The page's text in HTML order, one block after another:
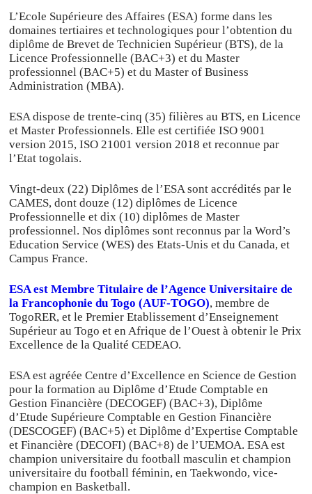
L’Ecole Supérieure des Affaires (ESA) forme dans les
domaines tertiaires et technologiques pour l’obtention du
diplôme de Brevet de Technicien Supérieur (BTS), de la
Licence Professionnelle (BAC+3) et du Master
professionnel (BAC+5) et du Master of Business
Administration (MBA).
ESA dispose de trente-cinq (35) filières au BTS, en Licence
et Master Professionnels. Elle est certifiée ISO 9001
version 2015, ISO 21001 version 2018 et reconnue par
l’Etat togolais.
Vingt-deux (22) Diplômes de l’ESA sont accrédités par le
CAMES, dont douze (12) diplômes de Licence
Professionnelle et dix (10) diplômes de Master
professionnel. Nos diplômes sont reconnus par la Word’s
Education Service (WES) des Etats-Unis et du Canada, et
Campus France.
ESA est Membre Titulaire de l’Agence Universitaire de
la Francophonie du Togo (AUF-TOGO), membre de
TogoRER, et le Premier Etablissement d’Enseignement
Supérieur au Togo et en Afrique de l’Ouest à obtenir le Prix
Excellence de la Qualité CEDEAO.
ESA est agréée Centre d’Excellence en Science de Gestion
pour la formation au Diplôme d’Etude Comptable en
Gestion Financière (DECOGEF) (BAC+3), Diplôme
d’Etude Supérieure Comptable en Gestion Financière
(DESCOGEF) (BAC+5) et Diplôme d’Expertise Comptable
et Financière (DECOFI) (BAC+8) de l’UEMOA. ESA est
champion universitaire du football masculin et champion
universitaire du football féminin, en Taekwondo, vice-
champion en Basketball.